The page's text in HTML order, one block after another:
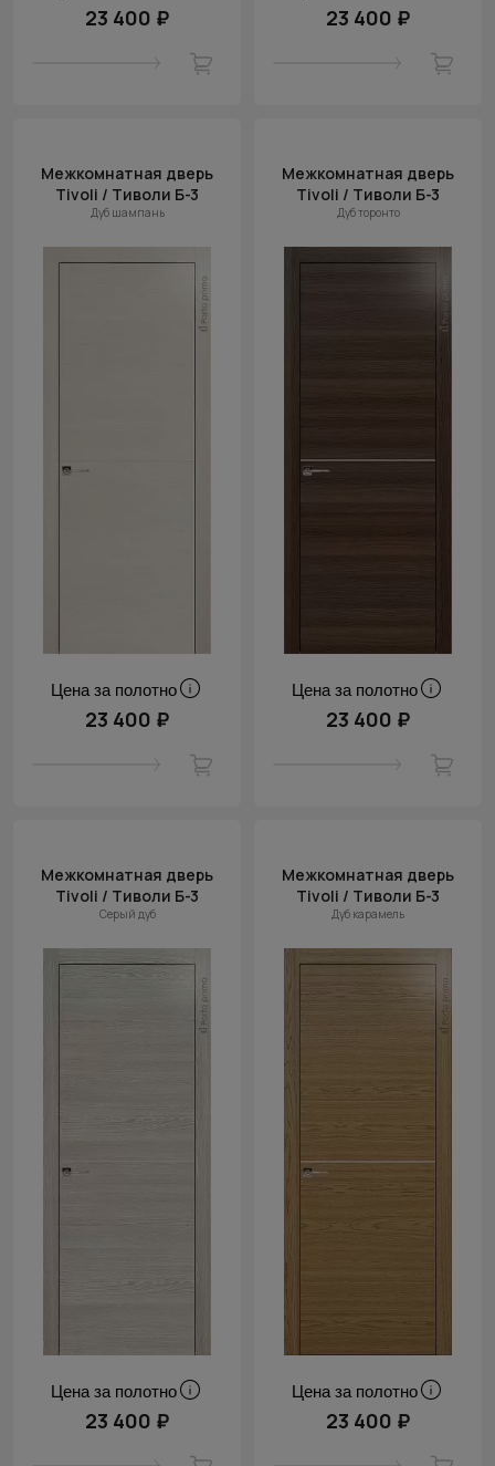
23 400 ₽ 23 400 ₽
Межкомнатная дверь
Tivoli / Тиволи Б-3
Дуб шампань
Цена за полотно
23 400 ₽
Межкомнатная дверь
Tivoli / Тиволи Б-3
Дуб торонто
Цена за полотно
23 400 ₽
Межкомнатная дверь
Tivoli / Тиволи Б-3
Серый дуб
Цена за полотно
23 400 ₽
Межкомнатная дверь
Tivoli / Тиволи Б-3
Дуб карамель
Цена за полотно
23 400 ₽